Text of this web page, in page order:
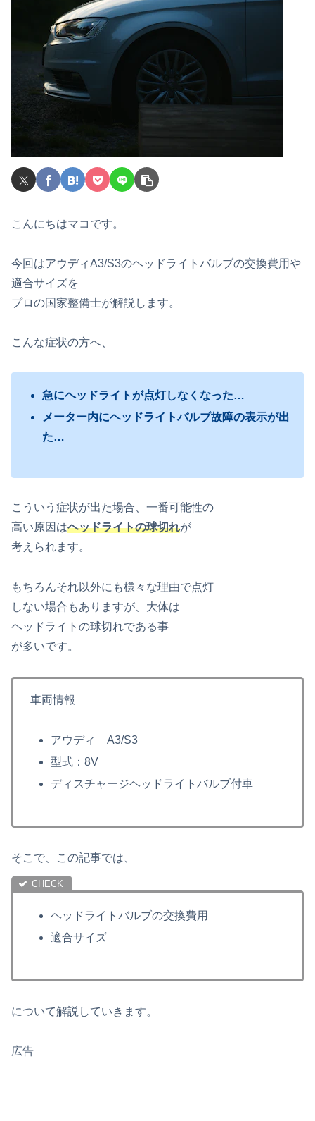
こんにちはマコです。
今回はアウディA3/S3のヘッドライトバルブの交換費用や
適合サイズを
プロの国家整備士が解説します。
こんな症状の方へ、
急にヘッドライトが点灯しなくなった…
メーター内にヘッドライトバルブ故障の表示が出
た…
こういう症状が出た場合、一番可能性の
高い原因はヘッドライトの球切れが
考えられます。
もちろんそれ以外にも様々な理由で点灯
しない場合もありますが、大体は
ヘッドライトの球切れである事
が多いです。
車両情報
アウディ A3/S3
型式：8V
ディスチャージヘッドライトバルブ付車
そこで、この記事では、
ヘッドライトバルブの交換費用
適合サイズ
について解説していきます。
広告